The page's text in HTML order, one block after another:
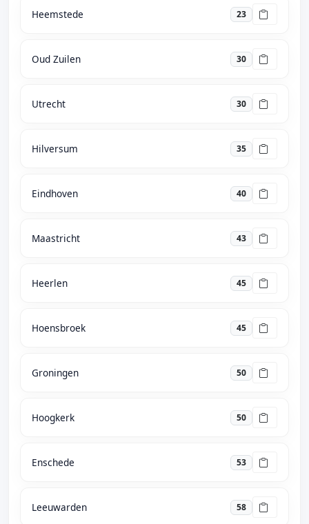
Heemstede 23
Oud Zuilen 30
Utrecht 30
Hilversum 35
Eindhoven 40
Maastricht 43
Heerlen 45
Hoensbroek 45
Groningen 50
Hoogkerk 50
Enschede 53
Leeuwarden 58